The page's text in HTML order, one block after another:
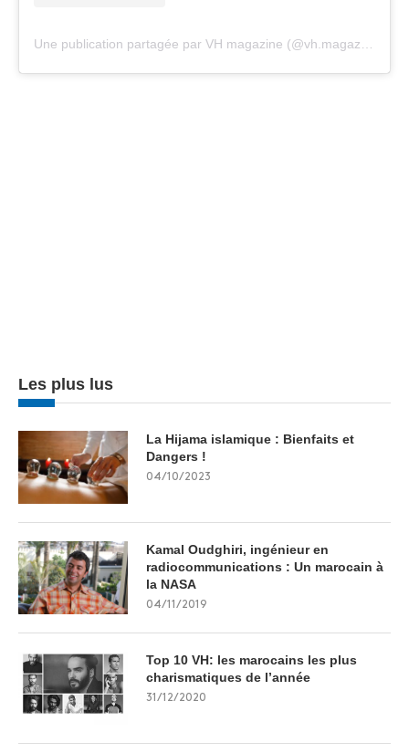
Une publication partagée par VH magazine (@vh.magazine)
Les plus lus
La Hijama islamique : Bienfaits et
Dangers !
04/10/2023
Kamal Oudghiri, ingénieur en
radiocommunications : Un marocain à
la NASA
04/11/2019
Top 10 VH: les marocains les plus
charismatiques de l’année
31/12/2020